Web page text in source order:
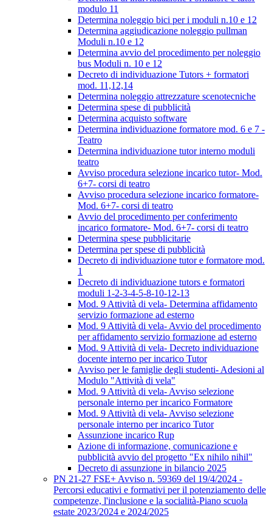
modulo 11
Determina noleggio bici per i moduli n.10 e 12
Determina aggiudicazione noleggio pullman
Moduli n.10 e 12
Determina avvio del procedimento per noleggio
bus Moduli n. 10 e 12
Decreto di individuazione Tutors + formatori
mod. 11,12,14
Determina noleggio attrezzature scenotecniche
Determina spese di pubblicità
Determina acquisto software
Determina individuazione formatore mod. 6 e 7 -
Teatro
Determina individuazione tutor interno moduli
teatro
Avviso procedura selezione incarico tutor- Mod.
6+7- corsi di teatro
Avviso procedura selezione incarico formatore-
Mod. 6+7- corsi di teatro
Avvio del procedimento per conferimento
incarico formatore- Mod. 6+7- corsi di teatro
Determina spese pubblicitarie
Determina per spese di pubblicità
Decreto di individuazione tutor e formatore mod.
1
Decreto di individuazione tutors e formatori
moduli 1-2-3-4-5-8-10-12-13
Mod. 9 Attività di vela- Determina affidamento
servizio formazione ad esterno
Mod. 9 Attività di vela- Avvio del procedimento
per affidamento servizio formazione ad esterno
Mod. 9 Attività di vela- Decreto individuazione
docente interno per incarico Tutor
Avviso per le famiglie degli studenti- Adesioni al
Modulo "Attività di vela"
Mod. 9 Attività di vela- Avviso selezione
personale interno per incarico Formatore
Mod. 9 Attività di vela- Avviso selezione
personale interno per incarico Tutor
Assunzione incarico Rup
Azione di informazione, comunicazione e
pubblicità avvio del progetto "Ex nihilo nihil"
Decreto di assunzione in bilancio 2025
PN 21-27 FSE+ Avviso n. 59369 del 19/4/2024 -
Percorsi educativi e formativi per il potenziamento delle
competenze, l'inclusione e la socialità-Piano scuola
estate 2023/2024 e 2024/2025